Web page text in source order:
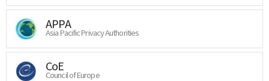
APPA
Asia Pacific Privacy Authorities
CoE
Council of Europe